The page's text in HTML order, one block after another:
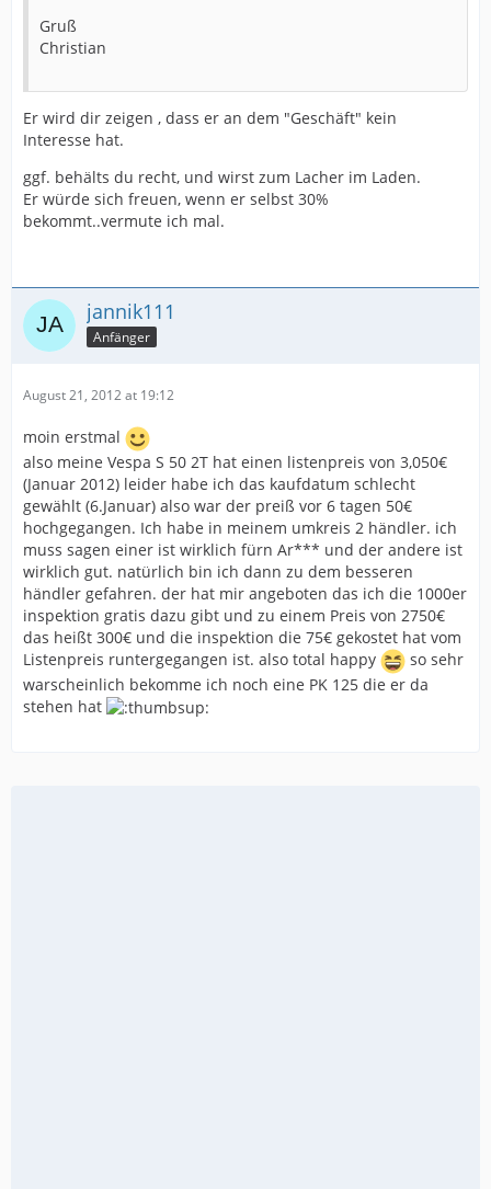
Gruß
Christian
Er wird dir zeigen , dass er an dem "Geschäft" kein
Interesse hat.
ggf. behälts du recht, und wirst zum Lacher im Laden.
Er würde sich freuen, wenn er selbst 30%
bekommt..vermute ich mal.
jannik111
Anfänger
August 21, 2012 at 19:12
moin erstmal
also meine Vespa S 50 2T hat einen listenpreis von 3,050€
(Januar 2012) leider habe ich das kaufdatum schlecht
gewählt (6.Januar) also war der preiß vor 6 tagen 50€
hochgegangen. Ich habe in meinem umkreis 2 händler. ich
muss sagen einer ist wirklich fürn Ar*** und der andere ist
wirklich gut. natürlich bin ich dann zu dem besseren
händler gefahren. der hat mir angeboten das ich die 1000er
inspektion gratis dazu gibt und zu einem Preis von 2750€
das heißt 300€ und die inspektion die 75€ gekostet hat vom
Listenpreis runtergegangen ist. also total happy
so sehr
warscheinlich bekomme ich noch eine PK 125 die er da
stehen hat